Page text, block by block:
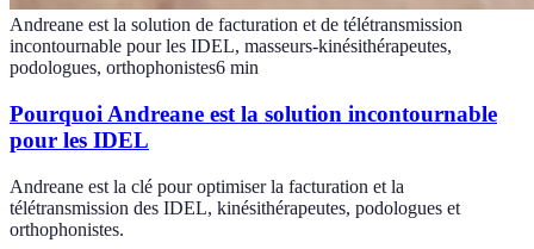
Andreane est la solution de facturation et de télétransmission
incontournable pour les IDEL, masseurs-kinésithérapeutes,
podologues, orthophonistes6 min
Pourquoi Andreane est la solution incontournable
pour les IDEL
Andreane est la clé pour optimiser la facturation et la
télétransmission des IDEL, kinésithérapeutes, podologues et
orthophonistes.